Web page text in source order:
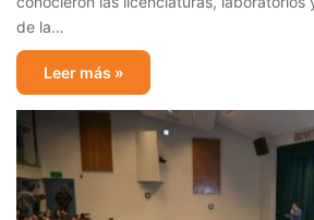
de la…
Leer más »